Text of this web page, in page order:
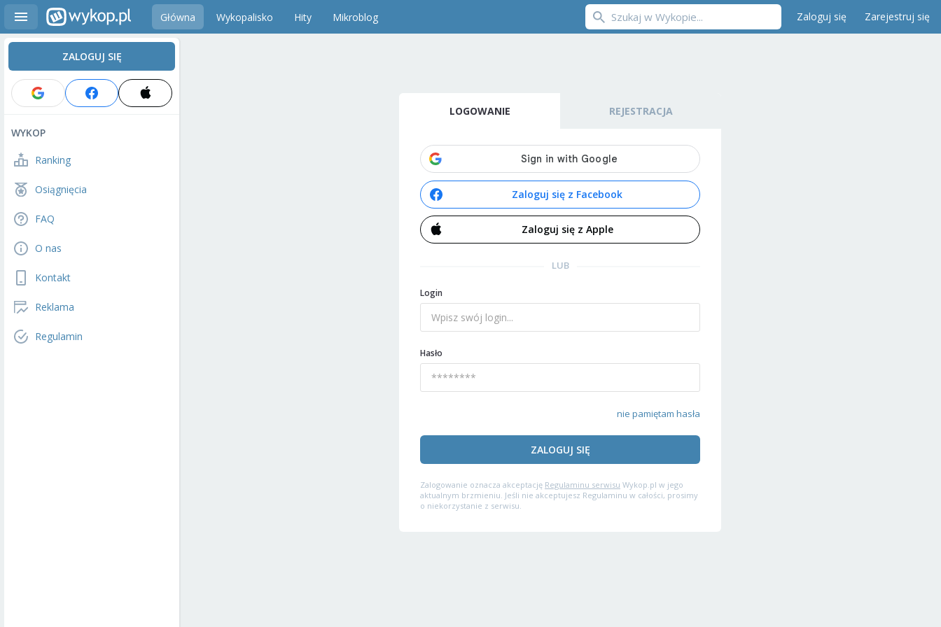
Główna Wykopalisko Hity Mikroblog Zaloguj się Zarejestruj się
ZALOGUJ SIĘ
WYKOP
Ranking
Osiągnięcia
FAQ
O nas
Kontakt
Reklama
Regulamin
LOGOWANIE REJESTRACJA
Zaloguj się z Facebook
Zaloguj się z Apple
LUB
Login
Hasło
nie pamiętam hasła
ZALOGUJ SIĘ
Zalogowanie oznacza akceptację Regulaminu serwisu Wykop.pl w jego
aktualnym brzmieniu. Jeśli nie akceptujesz Regulaminu w całości, prosimy
o niekorzystanie z serwisu.